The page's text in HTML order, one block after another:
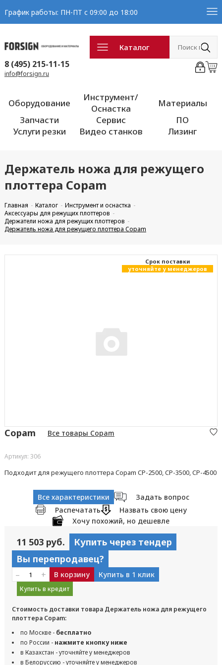
График работы: ПН-ПТ с 09:00 до 18:00
Каталог
8 (495) 215-11-15
info@forsign.ru
Оборудование
Инструмент/
Оснастка
Материалы
Запчасти
Сервис
ПО
Услуги резки
Видео станков Лизинг
Держатель ножа для режущего
плоттера Copam
Главная Каталог
Инструмент и оснастка
Аксессуары для режущих плоттеров
Держатели ножа для режущих плоттеров
Держатель ножа для режущего плоттера Copam
Cрок поставки
уточняйте у менеджеров
Copam Все товары Copam
Артикул: 306
Подходит для режущего плоттера Copam CP-2500, CP-3500, CP-4500
Все характеристики
Задать вопрос
Распечатать
Назвать свою цену
Хочу похожий, но дешевле
11 503 руб.
Купить через тендер
Вы перепродавец?
– + В корзину Купить в 1 клик
Купить в кредит
Стоимость доставки товара Держатель ножа для режущего
плоттера Copam:
по Москве - бесплатно
по России - нажмите кнопку ниже
в Казахстан - уточняйте у менеджеров
в Белоруссию - уточняйте у менеджеров